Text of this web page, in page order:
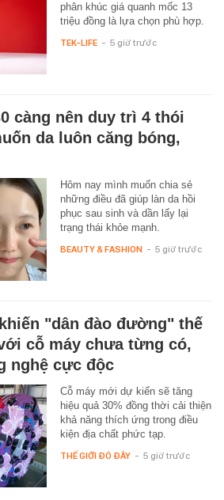
phân khúc giá quanh mốc 13
triệu đồng là lựa chọn phù hợp.
TEK-LIFE - 5 giờ trước
càng nên duy trì 4 thói
da luôn căng bóng,
Hôm nay mình muốn chia sẻ
những điều đã giúp làn da hồi
phục sau sinh và dần lấy lại
trạng thái khỏe mạnh.
BEAUTY & FASHION - 5 giờ trước
"dân đào đường" thế
cỗ máy chưa từng có,
nghệ cực độc
Cỗ máy mới dự kiến sẽ tăng
hiệu quả 30% đồng thời cải thiện
khả năng thích ứng trong điều
kiện địa chất phức tạp.
THẾ GIỚI ĐÓ ĐÂY - 5 giờ trước